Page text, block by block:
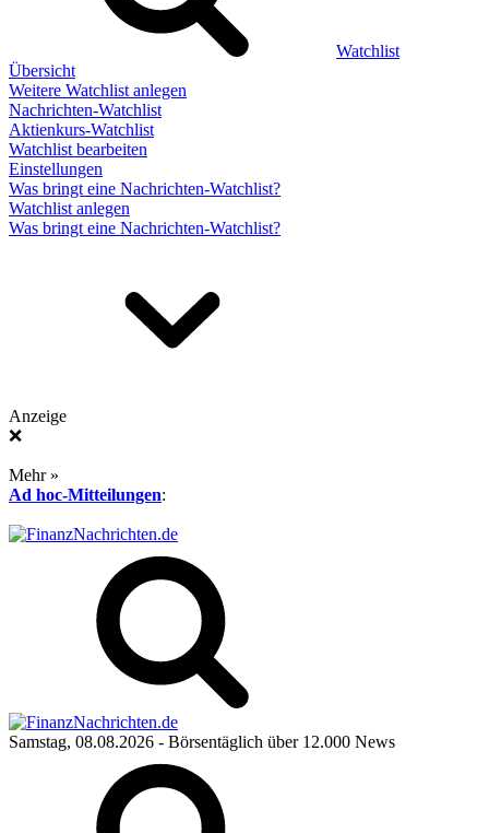
Watchlist
Übersicht
Weitere Watchlist anlegen
Nachrichten-Watchlist
Aktienkurs-Watchlist
Watchlist bearbeiten
Einstellungen
Was bringt eine Nachrichten-Watchlist?
Watchlist anlegen
Was bringt eine Nachrichten-Watchlist?
Anzeige
❌
Mehr »
Ad hoc-Mitteilungen:
Samstag, 08.08.2026 - Börsentäglich über 12.000 News